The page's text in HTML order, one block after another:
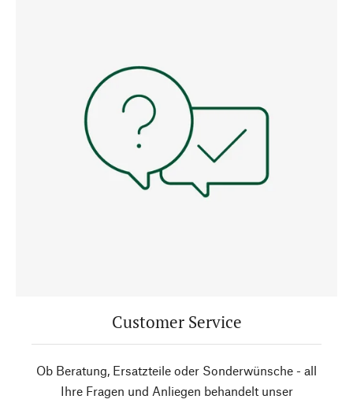
Customer Service
Ob Beratung, Ersatzteile oder Sonderwünsche - all
Ihre Fragen und Anliegen behandelt unser